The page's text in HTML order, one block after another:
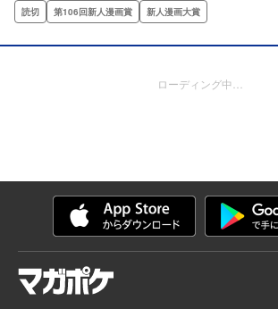
読切 第106回新人漫画賞 新人漫画大賞
ローディング中…